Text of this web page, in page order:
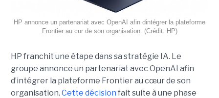
HP annonce un partenariat avec OpenAI afin dintégrer la plateforme
Frontier au cur de son organisation. (Crédit: HP)
HP franchit une étape dans sa stratégie IA. Le
groupe annonce un partenariat avec OpenAI afin
d’intégrer la plateforme Frontier au cœur de son
organisation. Cette décision fait suite à une phase